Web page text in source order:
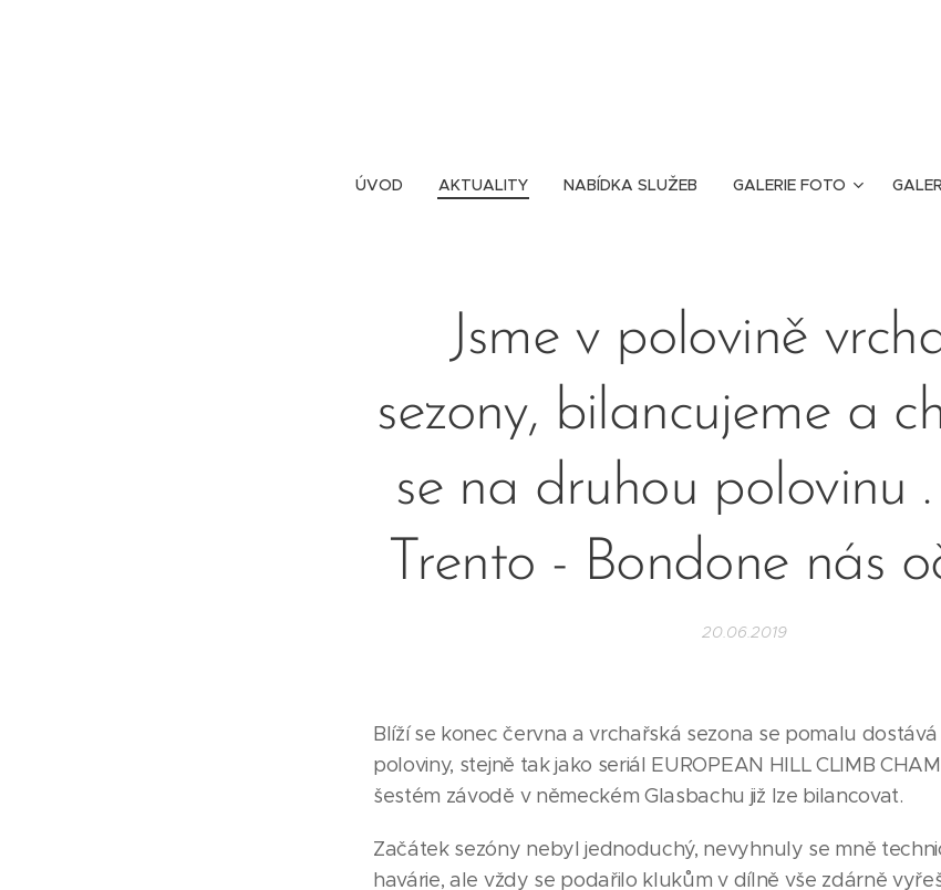
ÚVOD AKTUALITY NABÍDKA SLUŽEB GALERIE FOTO
Jsme v polovině
sezony, bilancujeme a
se na druhou polovinu
Trento - Bondone nás
20.06.2019
Blíží se konec června a vrchařská sezona se pomalu
poloviny, stejně tak jako seriál EUROPEAN HILL CLIMB
šestém závodě v německém Glasbachu již lze bilancovat.
Začátek sezóny nebyl jednoduchý, nevyhnuly se mně
havárie, ale vždy se podařilo klukům v dílně vše zdárně